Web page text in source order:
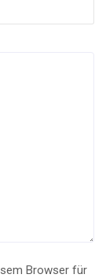
Browser für